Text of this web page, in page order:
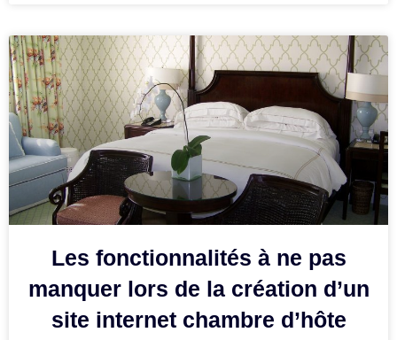
Les fonctionnalités à ne pas
manquer lors de la création d’un
site internet chambre d’hôte